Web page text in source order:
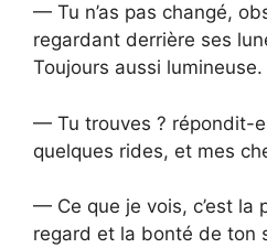
— Tu n’as pas changé,
regardant derrière ses
Toujours aussi lumineuse.
— Tu trouves ? répondit-
quelques rides, et mes
— Ce que je vois, c’est la
regard et la bonté de ton